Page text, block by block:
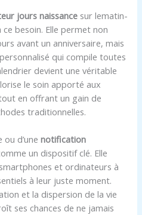
jours naissance sur lematin-
besoin. Elle permet non
avant un anniversaire, mais
qui compile toutes
devient une véritable
le soin apporté aux
en offrant un gain de
traditionnelles.
ou d’unenotification
un dispositif clé. Elle
et ordinateurs à
à leur juste moment.
et la dispersion de la vie
ses chances de ne jamais